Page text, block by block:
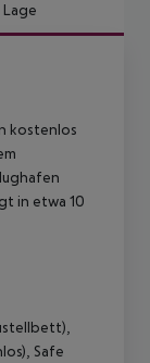
Lage
kostenlos
in etwa 10
Safe